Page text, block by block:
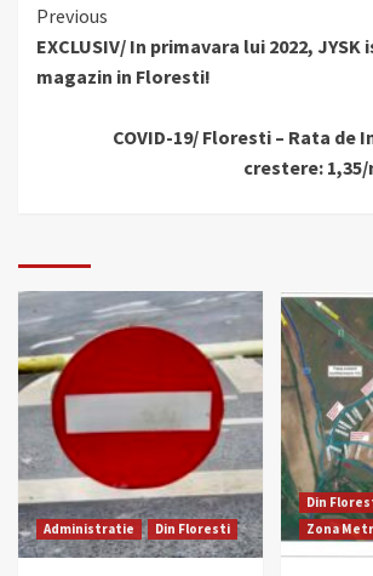
Continue
Reading
Previous
EXCLUSIV/ In primavara lui 2022, JYSK
magazin in Floresti!
COVID-19/ Floresti – Rata de
crestere:
Administratie Din Floresti
Din
Zona